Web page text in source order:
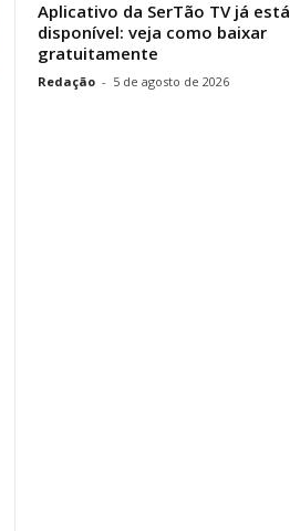
Aplicativo da SerTão TV já está
disponível: veja como baixar
gratuitamente
Redação - 5 de agosto de 2026